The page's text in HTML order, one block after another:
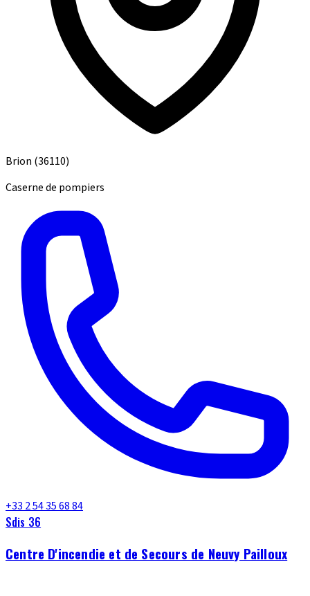
Brion (36110)
Caserne de pompiers
+33 2 54 35 68 84
Sdis 36
Centre D'incendie et de Secours de Neuvy Pailloux